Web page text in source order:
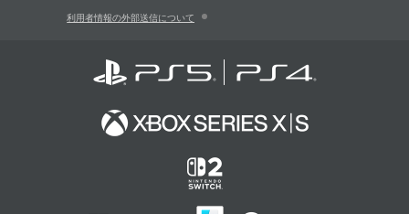
利用者情報の外部送信について